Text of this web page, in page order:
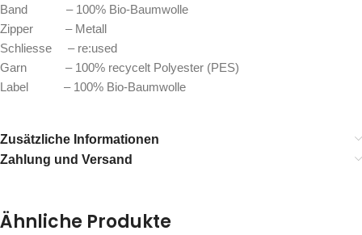
Band – 100% Bio-Baumwolle
Zipper – Metall
Schliesse – re:used
Garn – 100% recycelt Polyester (PES)
Label – 100% Bio-Baumwolle
Zusätzliche Informationen
Zahlung und Versand
Ähnliche Produkte